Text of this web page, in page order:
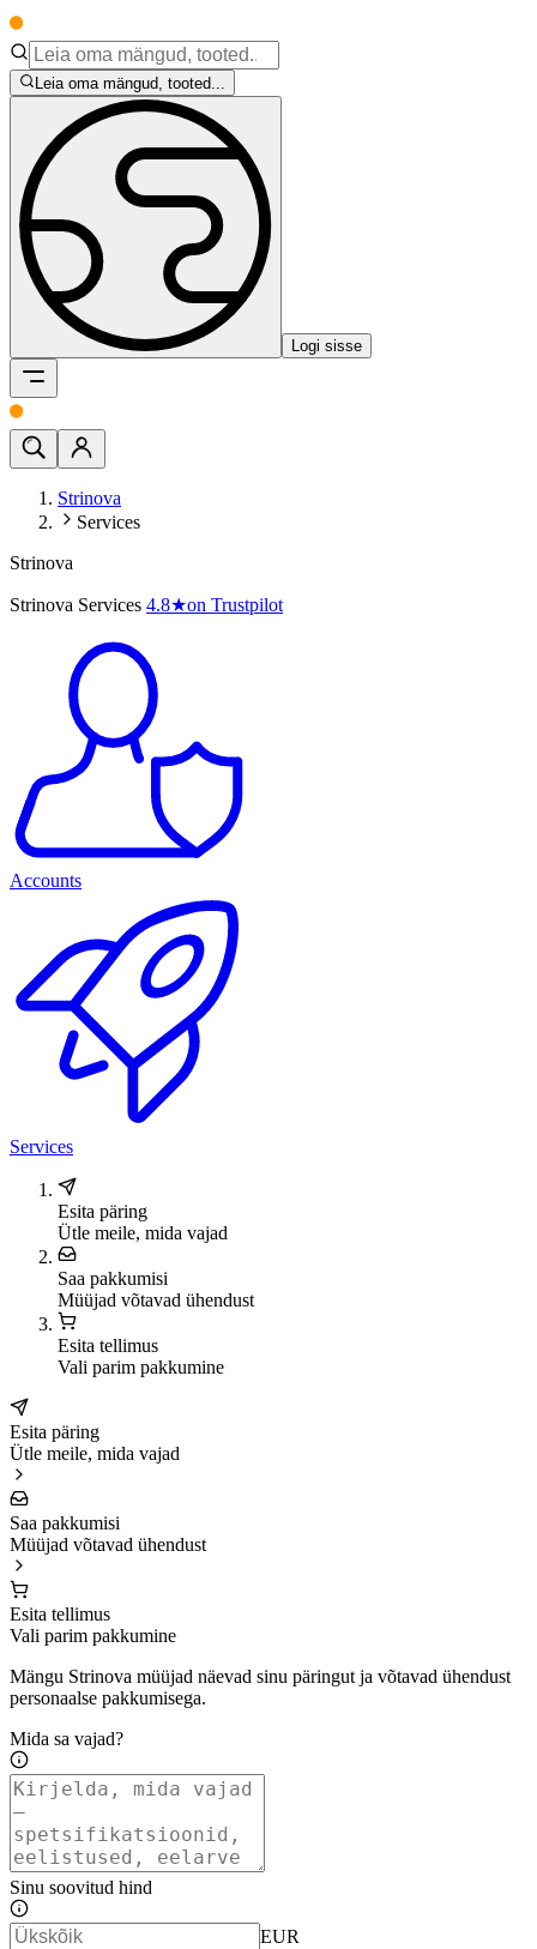
Leia oma mängud, tooted...
Logi sisse
Strinova
Services
Strinova
Strinova Services 4.8★on Trustpilot
Accounts
Services
Esita päring
Ütle meile, mida vajad
Saa pakkumisi
Müüjad võtavad ühendust
Esita tellimus
Vali parim pakkumine
Esita päring
Ütle meile, mida vajad
Saa pakkumisi
Müüjad võtavad ühendust
Esita tellimus
Vali parim pakkumine
Mängu Strinova müüjad näevad sinu päringut ja võtavad ühendust
personaalse pakkumisega.
Mida sa vajad?
Sinu soovitud hind
EUR